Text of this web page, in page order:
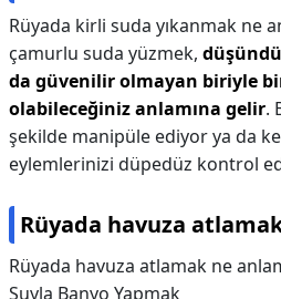
Rüyada kirli suda yıkanmak ne
çamurlu suda yüzmek,
da güvenilir olmayan biriyle
olabileceğiniz anlamına gelir.
şekilde manipüle ediyor ya da
eylemlerinizi düpedüz kontrol
Rüyada havuza
Rüyada havuza atlamak ne
Suyla Banyo Yapmak